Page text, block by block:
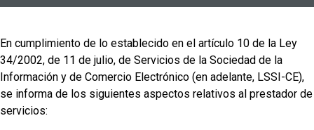
En cumplimiento de lo establecido en el artículo 10 de la Ley
34/2002, de 11 de julio, de Servicios de la Sociedad de la
Información y de Comercio Electrónico (en adelante, LSSI-CE),
se informa de los siguientes aspectos relativos al prestador de
servicios: